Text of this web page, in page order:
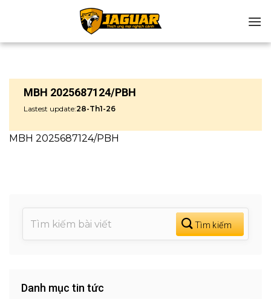
MBH 2025687124/PBH
Lastest update:28-Th1-26
MBH 2025687124/PBH
Danh mục tin tức